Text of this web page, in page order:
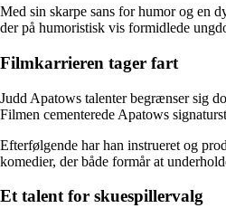
Med sin skarpe sans for humor og en
der på humoristisk vis formidlede
Filmkarrieren tager fart
Judd Apatows talenter begrænser sig
Filmen cementerede Apatows
Efterfølgende har han instrueret og
komedier, der både formår at
Et talent for skuespillervalg